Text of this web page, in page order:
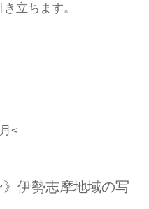
立ちます。
<
》伊勢志摩地域の写